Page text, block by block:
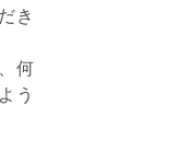
き
何
う